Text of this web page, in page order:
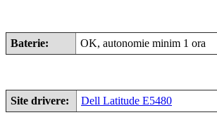
Baterie: OK, autonomie minim 1 ora
Site drivere: Dell Latitude E5480